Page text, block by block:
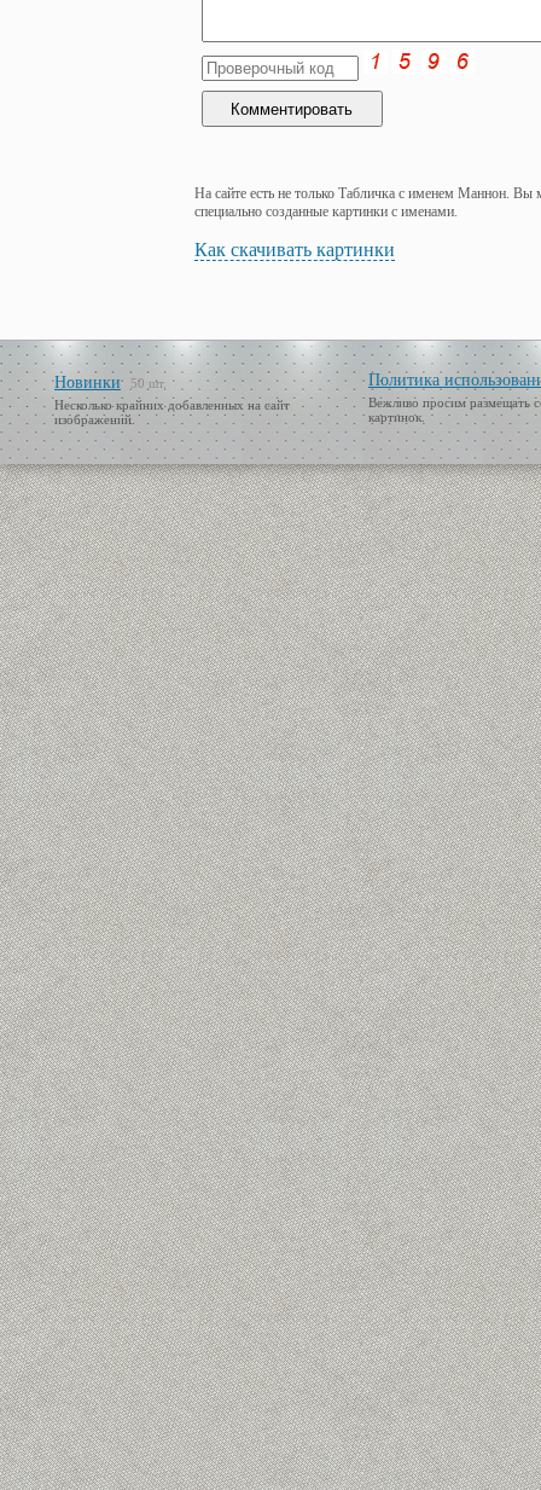
На сайте есть не только Табличка с именем Маннон.
специально созданные картинки с именами.
Как скачивать картинки
Новинки
50 шт.
Несколько крайних добавленных на сайт
изображений.
Политика
Вежливо просим размещать
картинок.